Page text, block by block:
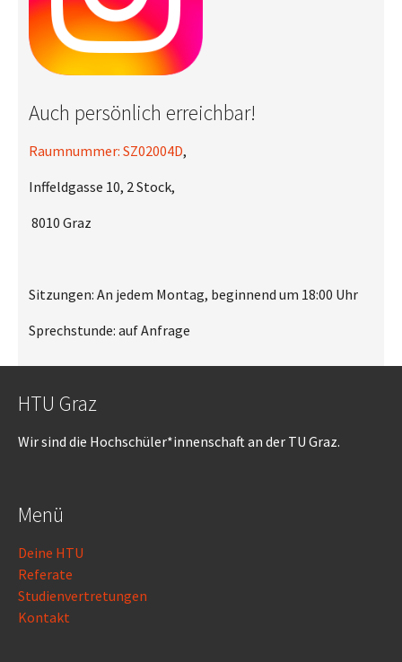
Auch persönlich erreichbar!
Raumnummer: SZ02004D,
Inffeldgasse 10, 2 Stock,
8010 Graz
Sitzungen: An jedem Montag, beginnend um 18:00 Uhr
Sprechstunde: auf Anfrage
HTU Graz
Wir sind die Hochschüler*innenschaft an der TU Graz.
Menü
Deine HTU
Referate
Studienvertretungen
Kontakt